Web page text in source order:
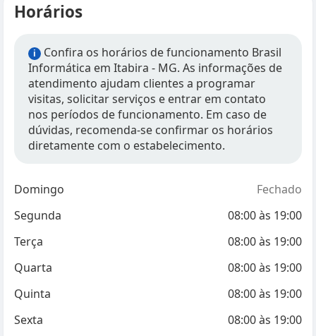
Horários
i
Confira os horários de funcionamento Brasil
Informática em Itabira - MG. As informações de
atendimento ajudam clientes a programar
visitas, solicitar serviços e entrar em contato
nos períodos de funcionamento. Em caso de
dúvidas, recomenda-se confirmar os horários
diretamente com o estabelecimento.
Domingo
Fechado
Segunda
08:00às 19:00
Terça
08:00às 19:00
Quarta
08:00às 19:00
Quinta
08:00às 19:00
Sexta
08:00às 19:00